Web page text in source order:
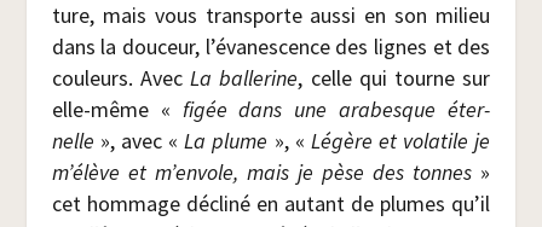
ture, mais vous trans­porte aus­si en son milieu
dans la dou­ceur, l’évanescence des lignes et des
cou­leurs. AvecLa bal­le­rine, celle qui tourne sur
elle-même « figée dans une ara­besque éter­
nelle », avec «La plume », « Légère et vola­tile je
m’élève et m’envole, mais je pèse des tonnes »
cet hom­mage décli­né en autant de plumes qu’il